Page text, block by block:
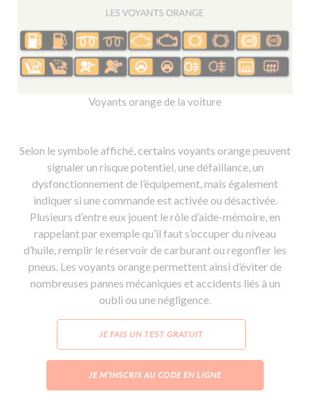
Voyants orange de la voiture
Selon le symbole affiché, certains voyants orange peuvent
signaler un risque potentiel, une défaillance, un
dysfonctionnement de l’équipement, mais également
indiquer si une commande est activée ou désactivée.
Plusieurs d’entre eux jouent le rôle d’aide-mémoire, en
rappelant par exemple qu’il faut s’occuper du niveau
d’huile, remplir le réservoir de carburant ou regonfler les
pneus. Les voyants orange permettent ainsi d’éviter de
nombreuses pannes mécaniques et accidents liés à un
oubli ou une négligence.
JE FAIS UN TEST GRATUIT
JE M’INSCRIS AU CODE EN LIGNE